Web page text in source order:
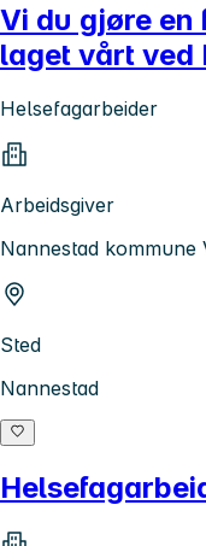
Vi du gjøre en
laget vårt ved
Helsefagarbeider
Arbeidsgiver
Nannestad kommune
Sted
Nannestad